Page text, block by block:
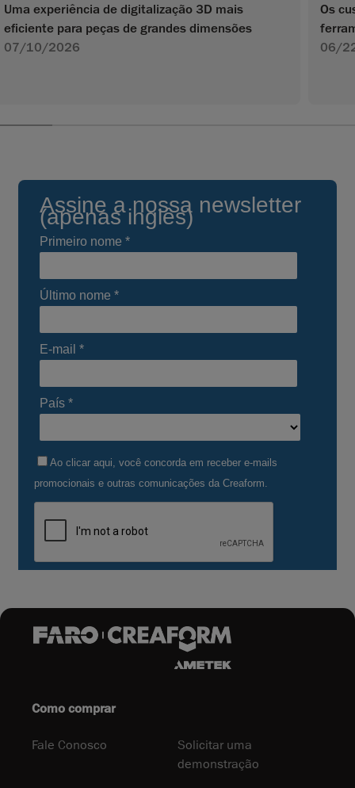
Uma experiência de digitalização 3D mais
eficiente para peças de grandes dimensões
07/10/2026
Os
06/
Como comprar
Fale Conosco
Solicitar uma
demonstração